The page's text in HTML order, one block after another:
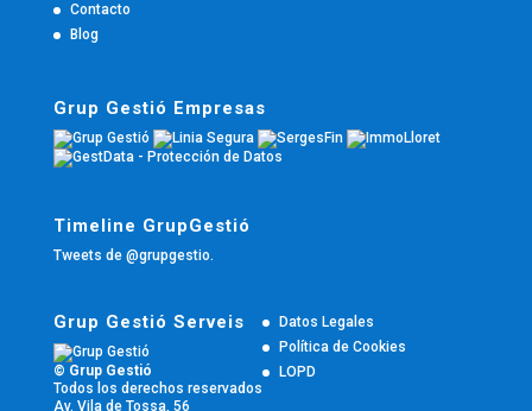
Contacto
Blog
Grup Gestió Empresas
Timeline GrupGestió
Tweets de @grupgestio.
Grup Gestió Serveis
© Grup Gestió
Todos los derechos reservados
Av. Vila de Tossa, 56
Datos Legales
Política de Cookies
LOPD